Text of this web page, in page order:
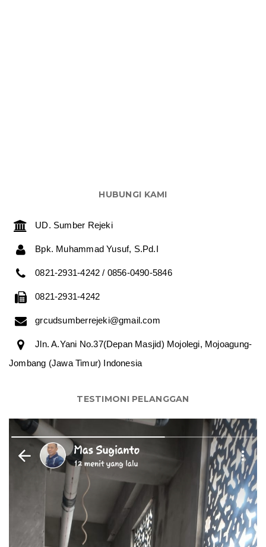
HUBUNGI KAMI
UD. Sumber Rejeki
Bpk. Muhammad Yusuf, S.Pd.I
0821-2931-4242 / 0856-0490-5846
0821-2931-4242
grcudsumberrejeki@gmail.com
Jln. A.Yani No.37(Depan Masjid) Mojolegi, Mojoagung-
Jombang (Jawa Timur) Indonesia
TESTIMONI PELANGGAN